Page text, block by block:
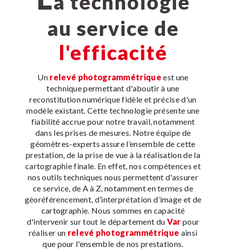
au service de
l'efficacité
Un relevé photogrammétrique est une
technique permettant d'aboutir à une
reconstitution numérique fidèle et précise d'un
modèle existant. Cette technologie présente une
fiabilité accrue pour notre travail, notamment
dans les prises de mesures. Notre équipe de
géomètres-experts assure l’ensemble de cette
prestation, de la prise de vue à la réalisation de la
cartographie finale. En effet, nos compétences et
nos outils techniques nous permettent d'assurer
ce service, de A à Z, notamment en termes de
géoréférencement, d’interprétation d’image et de
cartographie. Nous sommes en capacité
d'intervenir sur tout le département du Var pour
réaliser un relevé photogrammétrique ainsi
que pour l'ensemble de nos prestations.